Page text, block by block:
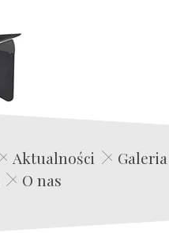
Edwin Film Agencja Aktorska
Aktualności
Galeria
O nas